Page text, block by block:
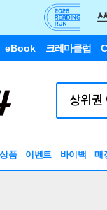
eBook 크레마클럽
품 이벤트 바이백 매